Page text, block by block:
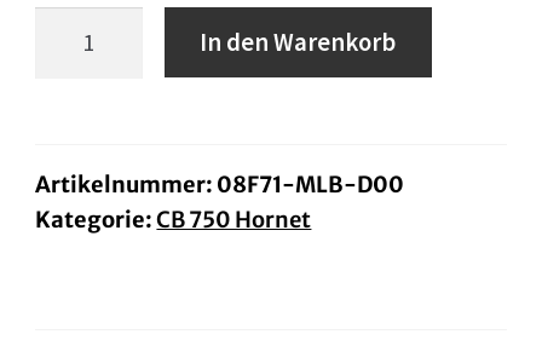
In den Warenkorb
Artikelnummer: 08F71-MLB-D00
Kategorie:CB 750 Hornet